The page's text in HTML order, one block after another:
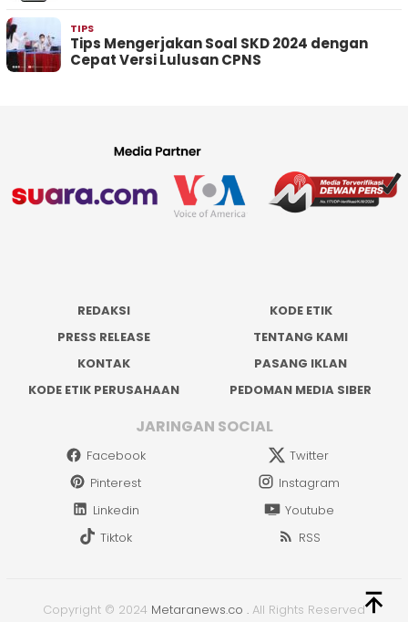
TIPS
Tips Mengerjakan Soal SKD 2024 dengan
Cepat Versi Lulusan CPNS
REDAKSI
KODE ETIK
PRESS RELEASE
TENTANG KAMI
KONTAK
PASANG IKLAN
KODE ETIK PERUSAHAAN
PEDOMAN MEDIA SIBER
JARINGAN SOCIAL
Facebook
Twitter
Pinterest
Instagram
Linkedin
Youtube
Tiktok
RSS
Copyright © 2024 Metaranews.co . All Rights Reserved